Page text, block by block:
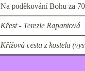
Na poděkování Bohu za
Křest - Terezie Rapantová
Křížová cesta z kostela